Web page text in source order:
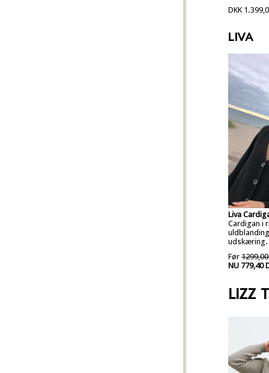
DKK
LIVA
Liva
Cardigan i
udskæring.
Før 1299,00
NU 779,40
LIZZ